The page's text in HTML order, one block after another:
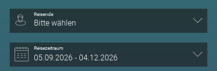
Reisende
Bitte wählen
Reisezeitraum